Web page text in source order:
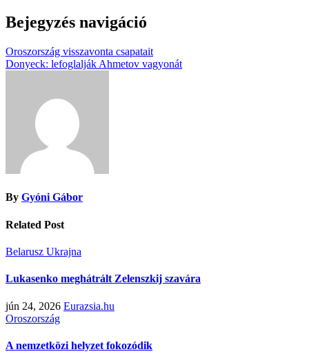
Bejegyzés navigáció
Oroszország visszavonta csapatait
Donyeck: lefoglalják Ahmetov vagyonát
By Gyóni Gábor
Related Post
Belarusz Ukrajna
Lukasenko meghátrált Zelenszkij szavára
jún 24, 2026 Eurazsia.hu
Oroszország
A nemzetközi helyzet fokozódik